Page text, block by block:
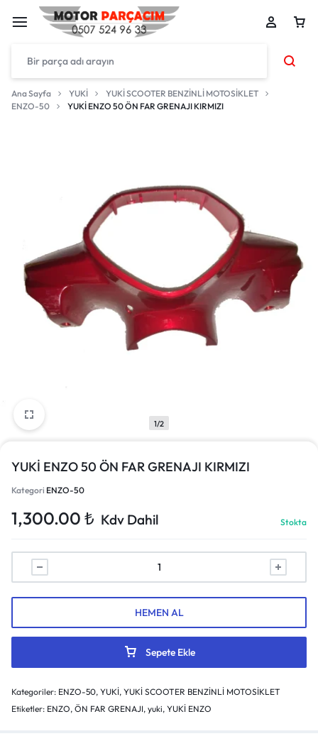
Ana Sayfa YUKİ
YUKİ SCOOTER BENZİNLİ MOTOSİKLET
ENZO-50
YUKİ ENZO 50 ÖN FAR GRENAJI KIRMIZI
1/2
YUKİ ENZO 50 ÖN FAR GRENAJI KIRMIZI
Kategori ENZO-50
1,300.00 ₺ Kdv Dahil Stokta
Sepete Ekle
HEMEN AL
Kategoriler: ENZO-50, YUKİ, YUKİ SCOOTER BENZİNLİ MOTOSİKLET
Etiketler: ENZO, ÖN FAR GRENAJI, yuki, YUKİ ENZO